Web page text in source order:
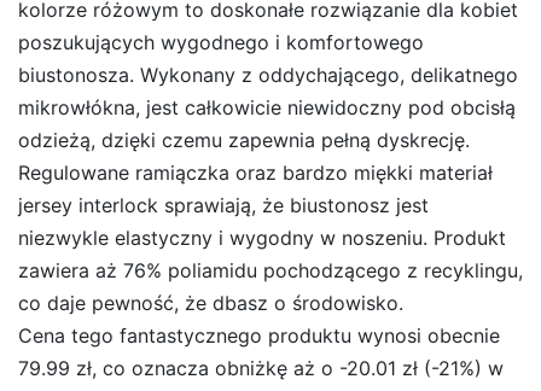
kolorze różowym to doskonałe rozwiązanie dla kobiet
poszukujących wygodnego i komfortowego
biustonosza. Wykonany z oddychającego, delikatnego
mikrowłókna, jest całkowicie niewidoczny pod obcisłą
odzieżą, dzięki czemu zapewnia pełną dyskrecję.
Regulowane ramiączka oraz bardzo miękki materiał
jersey interlock sprawiają, że biustonosz jest
niezwykle elastyczny i wygodny w noszeniu. Produkt
zawiera aż 76% poliamidu pochodzącego z recyklingu,
co daje pewność, że dbasz o środowisko.
Cena tego fantastycznego produktu wynosi obecnie
79.99 zł, co oznacza obniżkę aż o -20.01 zł (-21%) w